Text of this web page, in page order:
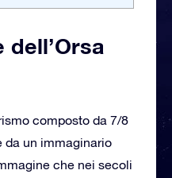
composto da 7/8
da un immaginario
che nei secoli